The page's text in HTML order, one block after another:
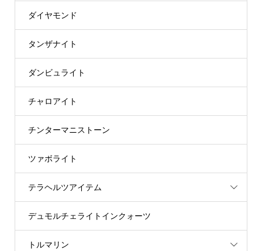
ダイヤモンド
タンザナイト
ダンビュライト
チャロアイト
チンターマニストーン
ツァボライト
テラヘルツアイテム
デュモルチェライトインクォーツ
トルマリン